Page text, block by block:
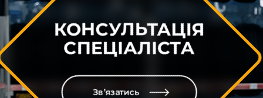
КОНСУЛЬТАЦІЯ
СПЕЦІАЛІСТА
Зв’язатись